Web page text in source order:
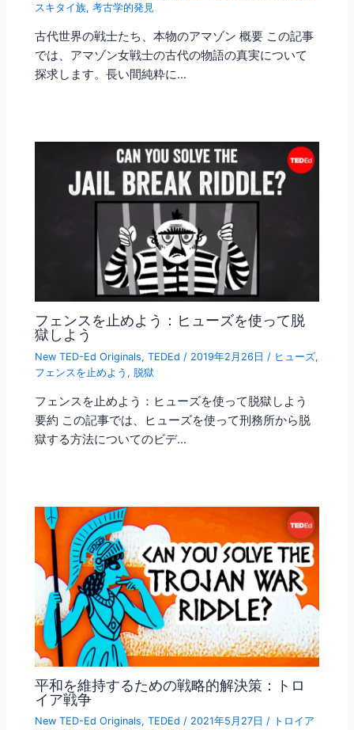
スキタイ族,考古学的発見
古代世界の戦士たち、本物のアマゾン 概要 この記事
では、アマゾン女戦士の古代の物語の真実について
探求します。長い間純粋に…
フェンスを止めよう：ヒューズを使って脱
獄しよう
New TED-Ed Originals,TEDEd / 2019年2月26日 / ヒューズ,
フェンスを止めよう , 脱獄
フェンスを止めよう：ヒューズを使って脱獄しよう
要約 この記事では、ヒューズを使って刑務所から脱
獄する方法についてのビデ…
平和を維持するための戦略的解決策：トロ
イア戦争
New TED-Ed Originals,TEDEd / 2021年5月27日/ トロイア